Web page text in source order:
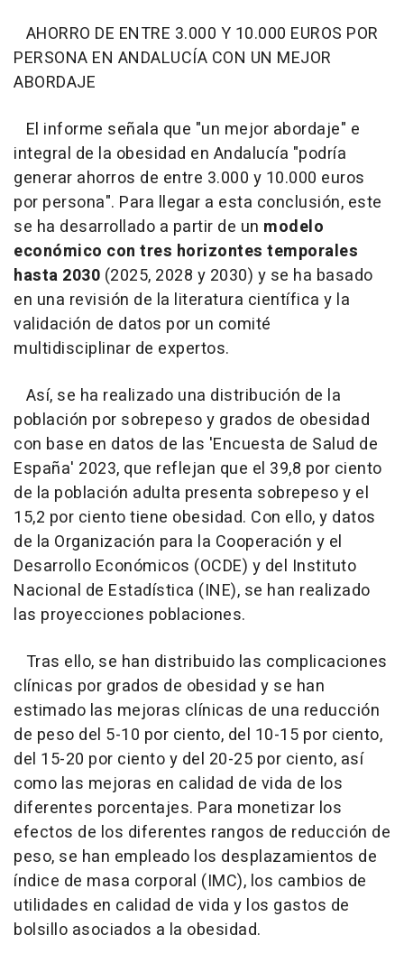
AHORRO DE ENTRE 3.000 Y 10.000 EUROS POR
PERSONA EN ANDALUCÍA CON UN MEJOR
ABORDAJE
El informe señala que "un mejor abordaje" e
integral de la obesidad en Andalucía "podría
generar ahorros de entre 3.000 y 10.000 euros
por persona". Para llegar a esta conclusión, este
se ha desarrollado a partir de un modelo
económico con tres horizontes temporales
hasta 2030 (2025, 2028 y 2030) y se ha basado
en una revisión de la literatura científica y la
validación de datos por un comité
multidisciplinar de expertos.
Así, se ha realizado una distribución de la
población por sobrepeso y grados de obesidad
con base en datos de las 'Encuesta de Salud de
España' 2023, que reflejan que el 39,8 por ciento
de la población adulta presenta sobrepeso y el
15,2 por ciento tiene obesidad. Con ello, y datos
de la Organización para la Cooperación y el
Desarrollo Económicos (OCDE) y del Instituto
Nacional de Estadística (INE), se han realizado
las proyecciones poblaciones.
Tras ello, se han distribuido las complicaciones
clínicas por grados de obesidad y se han
estimado las mejoras clínicas de una reducción
de peso del 5-10 por ciento, del 10-15 por ciento,
del 15-20 por ciento y del 20-25 por ciento, así
como las mejoras en calidad de vida de los
diferentes porcentajes. Para monetizar los
efectos de los diferentes rangos de reducción de
peso, se han empleado los desplazamientos de
índice de masa corporal (IMC), los cambios de
utilidades en calidad de vida y los gastos de
bolsillo asociados a la obesidad.